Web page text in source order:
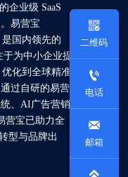
企业级 SaaS
易营宝
是国内领先的
于为中小企业提
化到全球精准
过自研的易营
、AI广告营销
营宝已助力全
型与品牌出

二维码

电话

邮箱